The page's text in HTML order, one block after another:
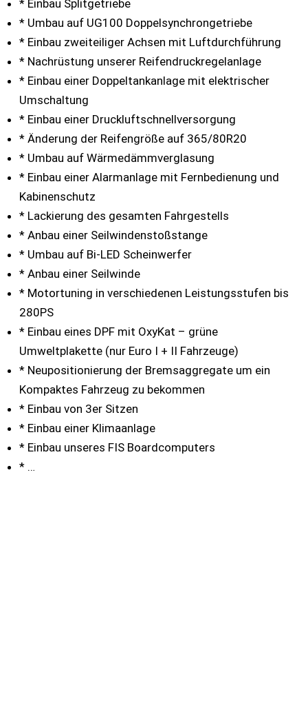
* Einbau Splitgetriebe
* Umbau auf UG100 Doppelsynchrongetriebe
* Einbau zweiteiliger Achsen mit Luftdurchführung
* Nachrüstung unserer Reifendruckregelanlage
* Einbau einer Doppeltankanlage mit elektrischer
Umschaltung
* Einbau einer Druckluftschnellversorgung
* Änderung der Reifengröße auf 365/80R20
* Umbau auf Wärmedämmverglasung
* Einbau einer Alarmanlage mit Fernbedienung und
Kabinenschutz
* Lackierung des gesamten Fahrgestells
* Anbau einer Seilwindenstoßstange
* Umbau auf Bi-LED Scheinwerfer
* Anbau einer Seilwinde
* Motortuning in verschiedenen Leistungsstufen bis
280PS
* Einbau eines DPF mit OxyKat – grüne
Umweltplakette (nur Euro I + II Fahrzeuge)
* Neupositionierung der Bremsaggregate um ein
Kompaktes Fahrzeug zu bekommen
* Einbau von 3er Sitzen
* Einbau einer Klimaanlage
* Einbau unseres FIS Boardcomputers
* …